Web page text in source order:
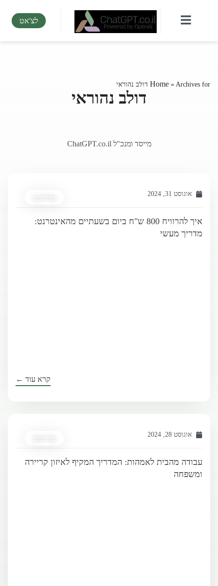
לצ'אט
Home » Archives for דולב נהוראי
דולב נהוראי
מייסד ומנכ"ל ChatGPT.co.il
אוגוסט 31, 2024
איך להרוויח 800 ש"ח ביום בשעתיים מהאינטרנט:
מדריך מעשי
קרא עוד ←
אוגוסט 28, 2024
עבודה מהבית לאמהות: המדריך המקיף לאיזון קריירה
ומשפחה